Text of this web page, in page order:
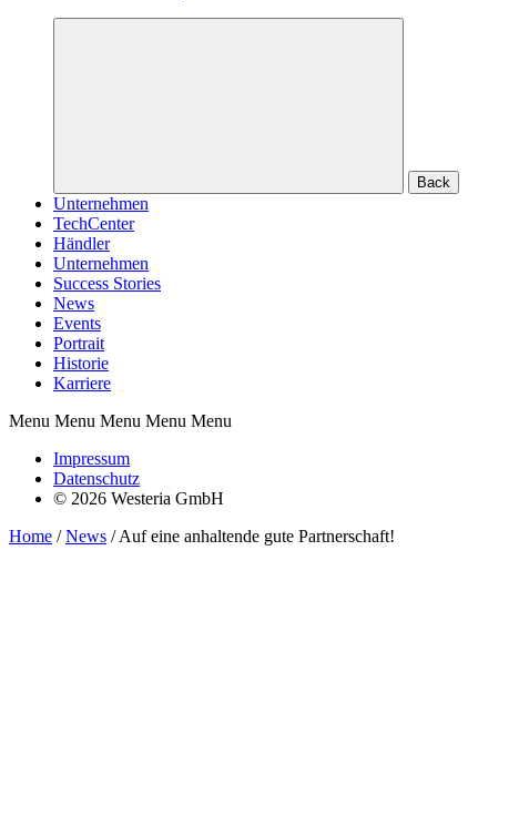
Back
Unternehmen
TechCenter
Händler
Unternehmen
Success Stories
News
Events
Portrait
Historie
Karriere
Menu Menu Menu Menu Menu
Impressum
Datenschutz
© 2026 Westeria GmbH
Home /News /Auf eine anhaltende gute Partnerschaft!